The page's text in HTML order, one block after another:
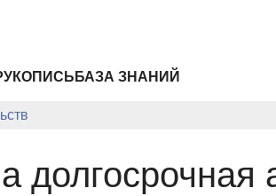
БАЗА ЗНАНИЙ
долгосрочная